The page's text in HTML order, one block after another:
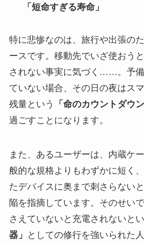
「短命すぎる寿命」
特に悲惨なのは、旅行や出張の
ースです。移動先でいざ使おう
されない事実に気づく……。予
ていない場合、その日の夜はス
残量という
「命のカウントダウン
過ごすことになります。
また、あるユーザーは、内蔵ケ
般的な規格よりもわずかに短く
たデバイスに奥まで刺さらない
陥を指摘しています。そのせい
さえていないと充電されないとい
器」
としての修行を強いられた